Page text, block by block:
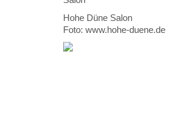
Hohe Düne Salon
Foto: www.hohe-duene.de